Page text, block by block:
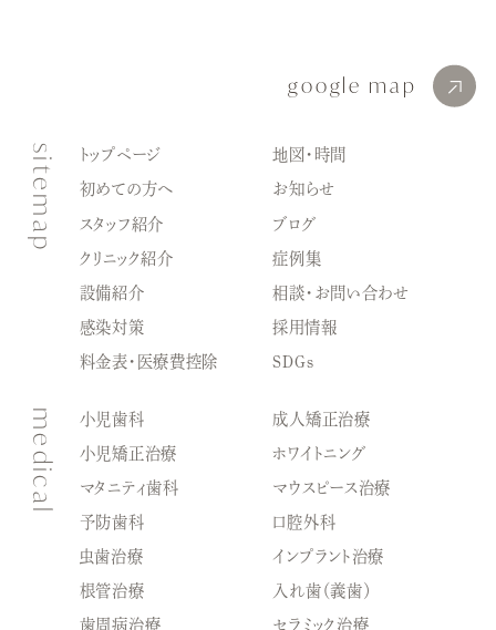
google map
sitemap トップページ
初めての方へ
スタッフ紹介
クリニック紹介
設備紹介
感染対策
料金表・医療費控除
地図・時間
お知らせ
ブログ
症例集
相談・お問い合わせ
採用情報
SDGｓ
medical 小児歯科
小児矯正治療
マタニティ歯科
予防歯科
虫歯治療
根管治療
歯周病治療
成人矯正治療
ホワイトニング
マウスピース治療
口腔外科
インプラント治療
入れ歯（義歯）
セラミック治療